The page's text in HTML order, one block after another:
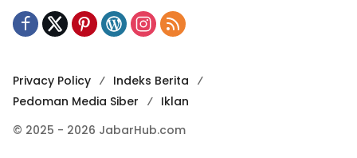
Privacy Policy
Indeks Berita
Pedoman Media Siber
Iklan
© 2025 - 2026 JabarHub.com